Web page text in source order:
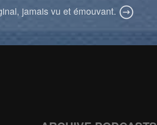
jamais vu et émouvant.